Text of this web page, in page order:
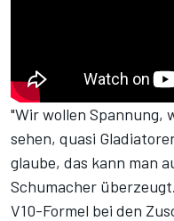
"Wir wollen Spannung,
sehen, quasi
glaube, das kann man
Schumacher
V10-Formel bei den